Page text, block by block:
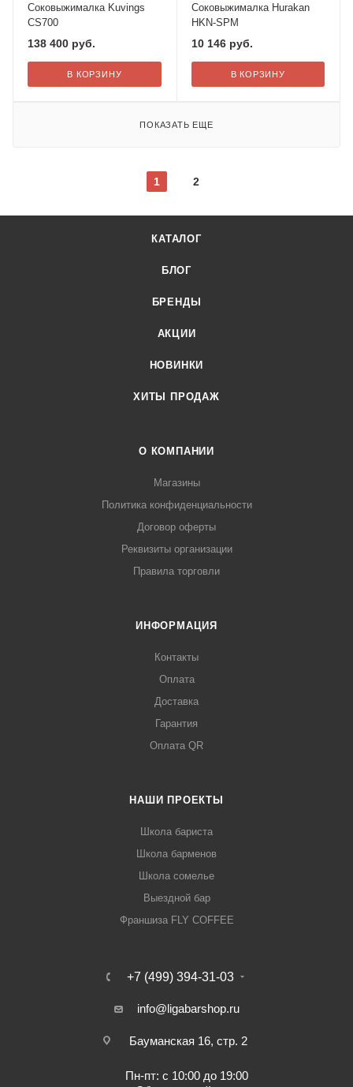
Соковыжималка Kuvings
CS700
138 400 руб.
В КОРЗИНУ
Соковыжималка Hurakan
HKN-SPM
10 146руб.
В КОРЗИНУ
ПОКАЗАТЬ ЕЩЕ
1 2
КАТАЛОГ
БЛОГ
БРЕНДЫ
АКЦИИ
НОВИНКИ
ХИТЫ ПРОДАЖ
О КОМПАНИИ
Магазины
Политика конфиденциальности
Договор оферты
Реквизиты организации
Правила торговли
ИНФОРМАЦИЯ
Контакты
Оплата
Доставка
Гарантия
Оплата QR
НАШИ ПРОЕКТЫ
Школа бариста
Школа барменов
Школа сомелье
Выездной бар
Франшиза FLY COFFEE
+7 (499) 394-31-03
info@ligabarshop.ru
Бауманская 16, стр. 2
Пн-пт: с 10:00 до 19:00